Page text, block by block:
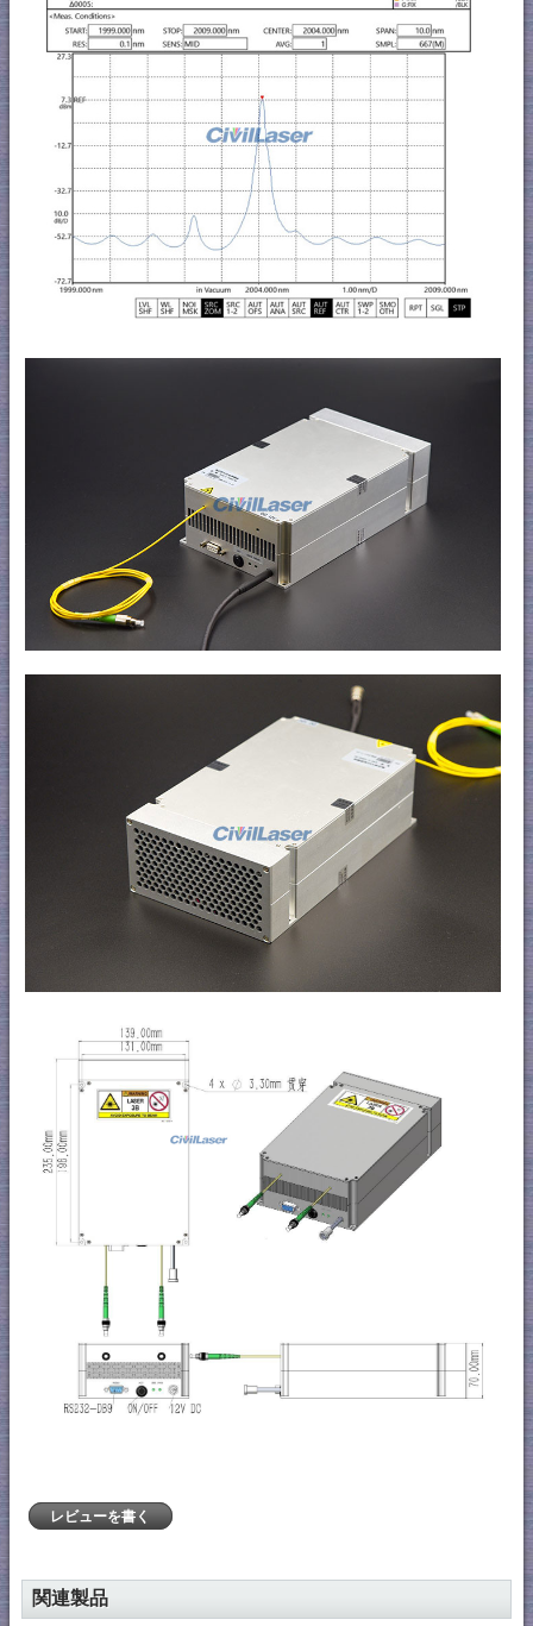
レビューを書く
関連製品